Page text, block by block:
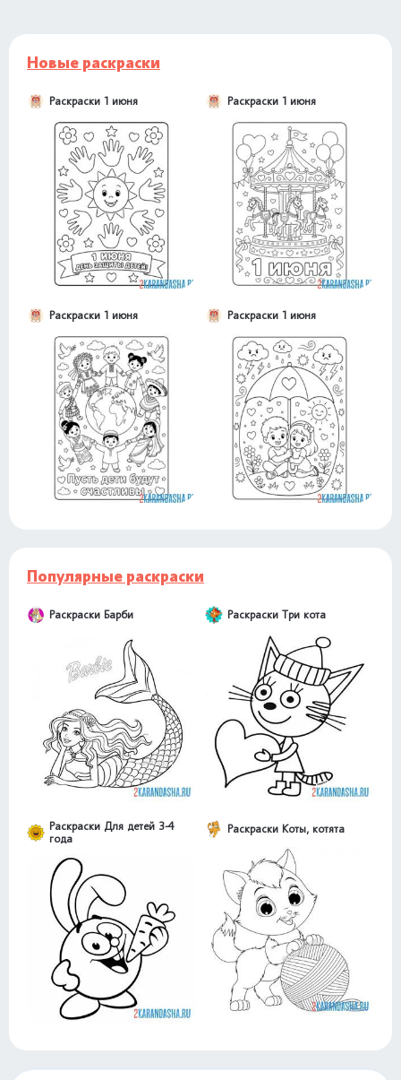
Новые раскраски
Раскраски 1 июня Раскраски 1 июня
Раскраски 1 июня Раскраски 1 июня
Популярные раскраски
Раскраски Барби Раскраски Три кота
Раскраски Для детей 3-4
года
Раскраски Коты, котята